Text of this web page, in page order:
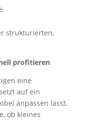
strukturierten,
profitieren
eine
auf ein
anpassen lässt.
ob kleines